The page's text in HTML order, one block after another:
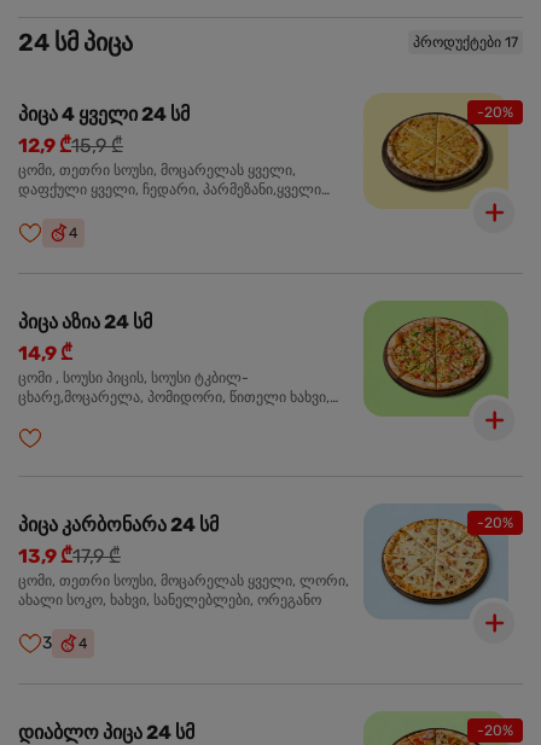
24 სმ პიცა პროდუქტები 17
-20%
პიცა 4 ყველი 24 სმ
12,9 ₾15,9 ₾
ცომი, თეთრი სოუსი, მოცარელას ყველი,
დაფქული ყველი, ჩედარი, პარმეზანი,ყველი
4
პიცა აზია 24 სმ
14,9 ₾
ცომი , სოუსი პიცის, სოუსი ტკბილ-
ცხარე,მოცარელა, პომიდორი, წითელი ხახვი,
სეზამის მარცვლის ნაზავი, ქინძი, ორეგანო
-20%
პიცა კარბონარა 24 სმ
13,9 ₾17,9 ₾
ცომი, თეთრი სოუსი, მოცარელას ყველი, ლორი,
ახალი სოკო, ხახვი, სანელებლები, ორეგანო
3 4
-20%
დიაბლო პიცა 24 სმ